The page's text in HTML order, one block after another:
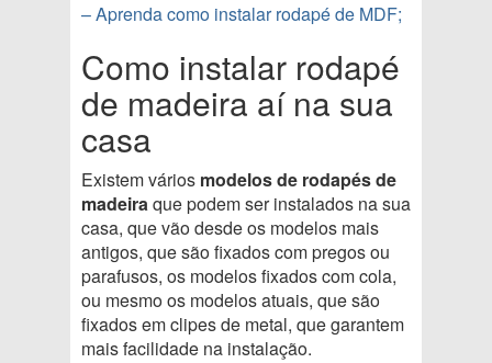
– Aprenda como instalar rodapé de MDF;
Como instalar rodapé
de madeira aí na sua
casa
Existem vários modelos de rodapés de
madeiraque podem ser instalados na sua
casa, que vão desde os modelos mais
antigos, que são fixados com pregos ou
parafusos, os modelos fixados com cola,
ou mesmo os modelos atuais, que são
fixados em clipes de metal, que garantem
mais facilidade na instalação.